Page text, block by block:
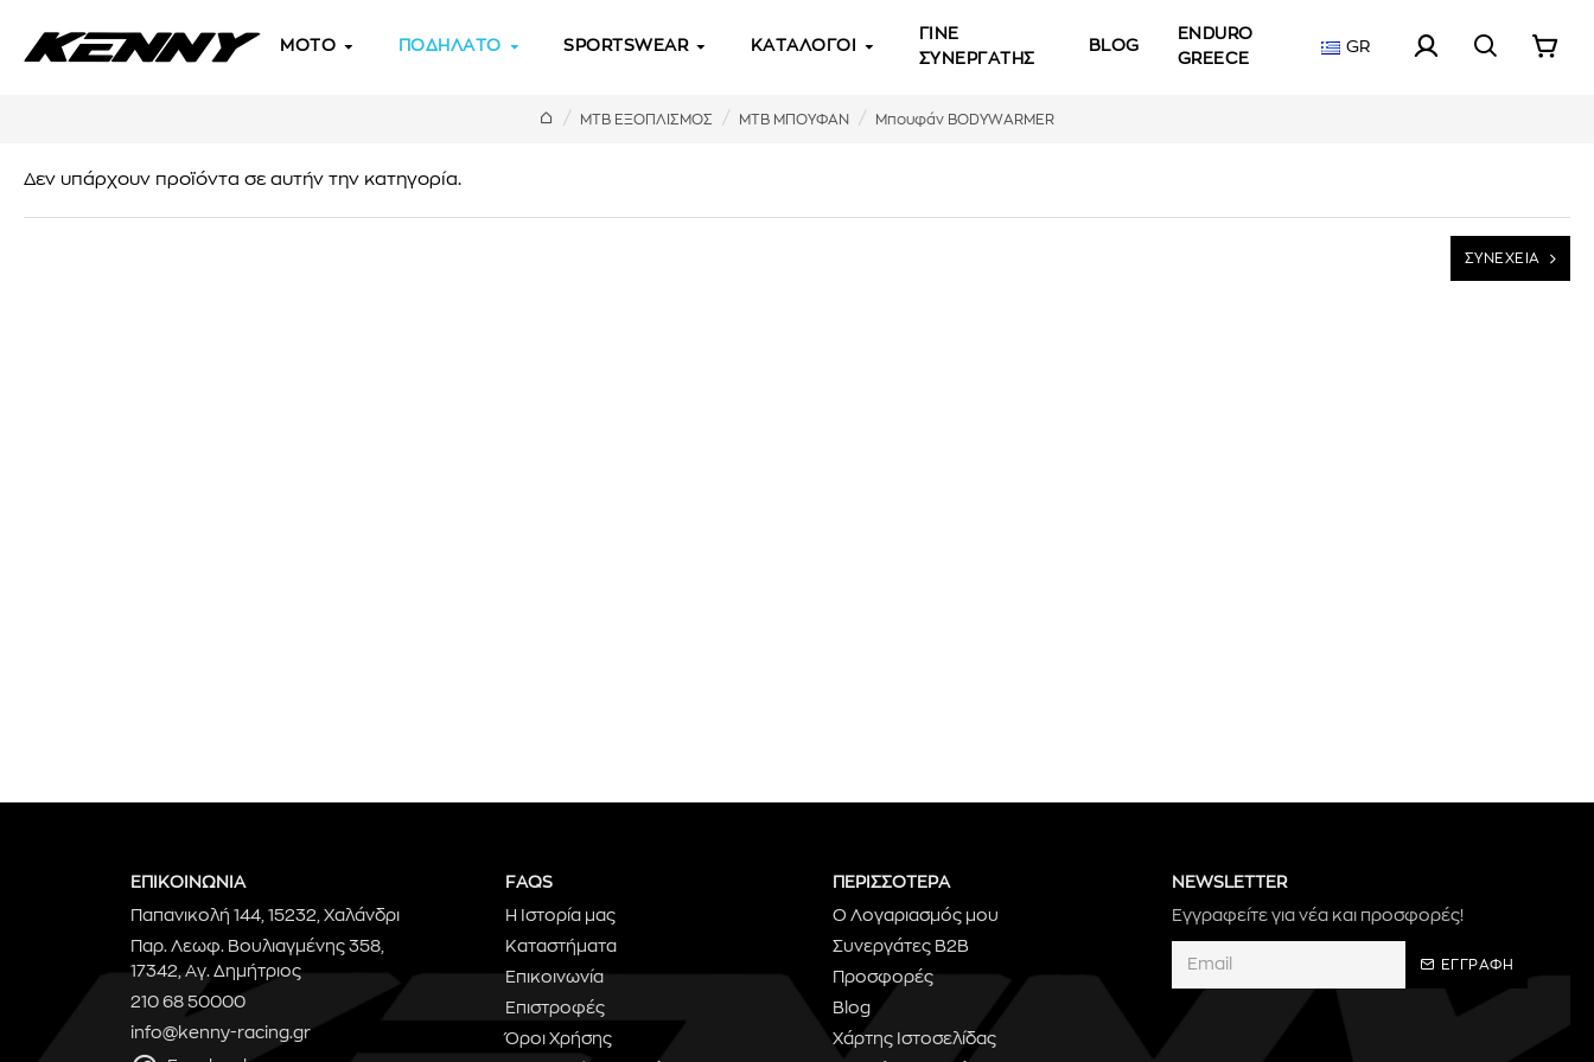
MOTO ΠΟΔΗΛΑΤΟ SPORTSWEAR ΚΑΤΑΛΟΓΟΙ
ΓΙΝΕ
ΣΥΝΕΡΓΑΤΗΣ
BLOG
ENDURO
GREECE
GR
MTB ΕΞΟΠΛΙΣΜΟΣ MTB ΜΠΟΥΦΑΝ Μπουφάν BODYWARMER
Δεν υπάρχουν προϊόντα σε αυτήν την κατηγορία.
ΣΥΝΕΧΕΙΑ
ΕΠΙΚΟΙΝΩΝΙΑ
Παπανικολή 144, 15232, Χαλάνδρι
Παρ. Λεωφ. Βουλιαγμένης 358,
17342, Αγ. Δημήτριος
210 68 50000
info@kenny-racing.gr
FAQS
Η Ιστορία μας
Καταστήματα
Επικοινωνία
Επιστροφές
Όροι Χρήσης
ΠΕΡΙΣΣΟΤΕΡΑ
Ο Λογαριασμός μου
Συνεργάτες B2B
Προσφορές
Blog
Χάρτης Ιστοσελίδας
NEWSLETTER
Εγγραφείτε για νέα και προσφορές!
ΕΓΓΡΑΦΗ